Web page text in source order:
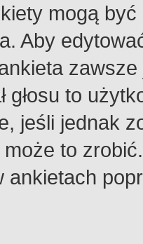
mogą
Aby
głosu to
jeśli jednak
to
ankietach